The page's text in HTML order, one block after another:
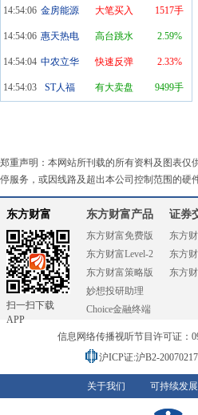
14:54:06 金房能源 大笔买入 1517手
14:54:06 惠天热电 高台跳水 2.59%
14:54:04 中农立华 快速反弹 2.33%
14:54:03 ST人福 有大卖盘 9499手
郑重声明：本网站所刊载的所有资料及图表仅
停服务，或因线路及超出本公司控制范围的硬
东方财富
扫一扫下载
APP
东方财富产品
东方财富免费版
东方财富Level-2
东方财富策略版
妙想投研助理
Choice金融终端
证券
东方
东方
东方
信息网络传播视听节目许可证：
沪ICP证:沪B2-20070217
关于我们 可持续发展